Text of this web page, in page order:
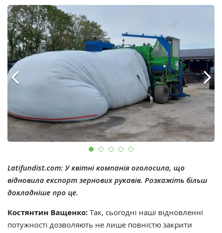
Latifundist.com: У квітні компанія оголосила, що
відновила експорт зернових рукавів. Розкажіть більш
докладніше про це.
Костянтин Ващенко: Так, сьогодні наші відновленні
потужності дозволяють не лише повністю закрити